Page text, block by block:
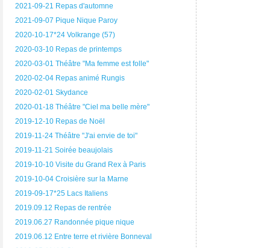
2021-09-21 Repas d'automne
2021-09-07 Pique Nique Paroy
2020-10-17*24 Volkrange (57)
2020-03-10 Repas de printemps
2020-03-01 Théâtre "Ma femme est folle"
2020-02-04 Repas animé Rungis
2020-02-01 Skydance
2020-01-18 Théâtre "Ciel ma belle mère"
2019-12-10 Repas de Noël
2019-11-24 Théâtre "J'ai envie de toi"
2019-11-21 Soirée beaujolais
2019-10-10 Visite du Grand Rex à Paris
2019-10-04 Croisière sur la Marne
2019-09-17*25 Lacs Italiens
2019.09.12 Repas de rentrée
2019.06.27 Randonnée pique nique
2019.06.12 Entre terre et rivière Bonneval